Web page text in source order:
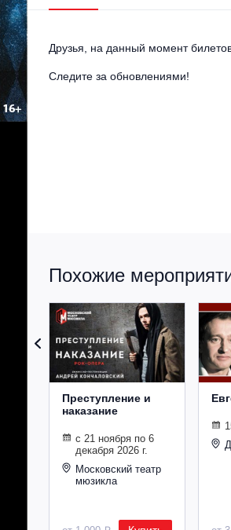
Друзья, на данный момент
Следите за обновлениями!
Похожие
Преступление и
наказание
с 21 ноября по 6
декабря 2026 г.
Московский театр
мюзикла